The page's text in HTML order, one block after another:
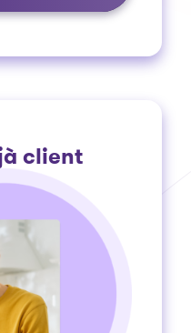
client